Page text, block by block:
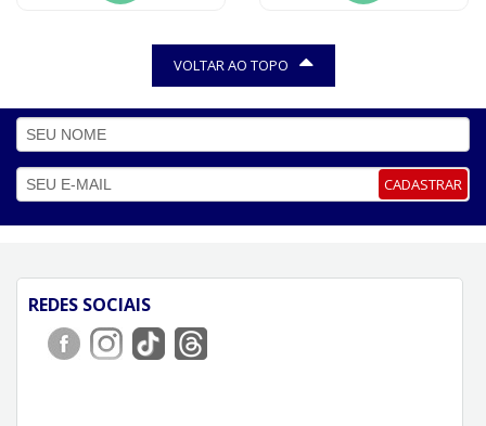
VOLTAR AO TOPO
CADASTRAR
REDES SOCIAIS